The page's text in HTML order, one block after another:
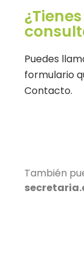
Puedes
formulario
Contacto.
También